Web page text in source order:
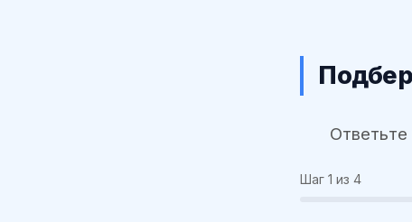
Шаг 1 из 4